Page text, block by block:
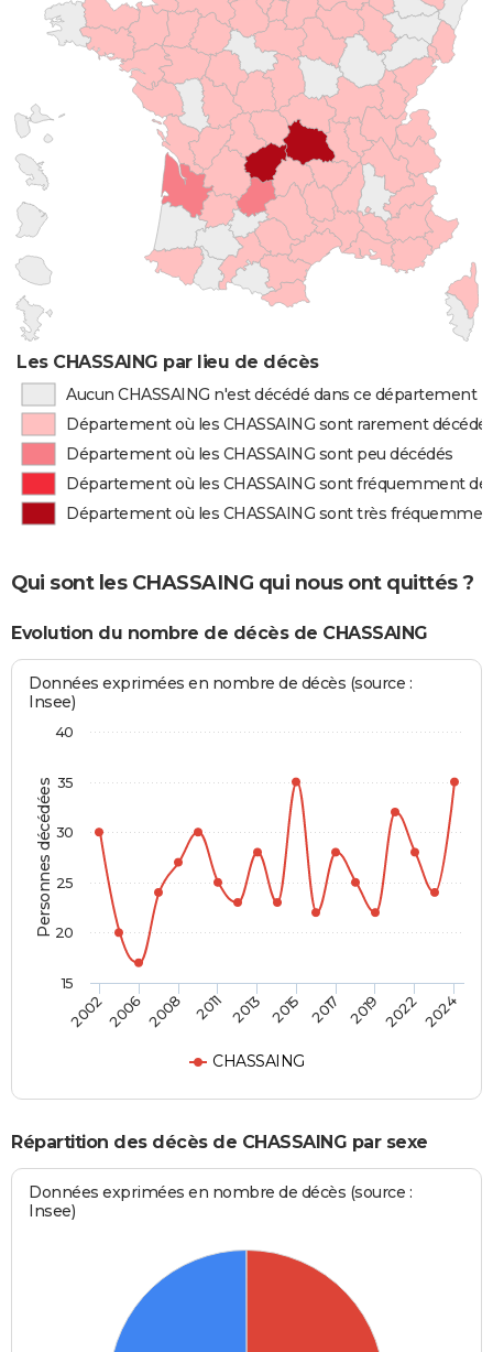
Les CHASSAING par lieu de décès
Aucun CHASSAING n'est décédé dans ce département
Département où les CHASSAING sont rarement
Département où les CHASSAING sont peu décédés
Département où les CHASSAING sont fréquemment
Département où les CHASSAING sont très
Qui sont les CHASSAING qui nous ont quittés ?
Evolution du nombre de décès de CHASSAING
Personnes décédées
Données exprimées en nombre de décès (source :
Insee)
CHASSAING
200220062008 2011 2013 2015 2017 2019 20222024
15
20
25
30
35
40
Répartition des décès de CHASSAING par sexe
Données exprimées en nombre de décès (source :
Insee)